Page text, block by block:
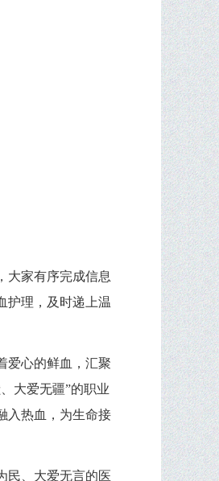
大家有序完成信息
护理，及时递上温
爱心的鲜血，汇聚
大爱无疆”的职业
入热血，为生命接
民、大爱无言的医